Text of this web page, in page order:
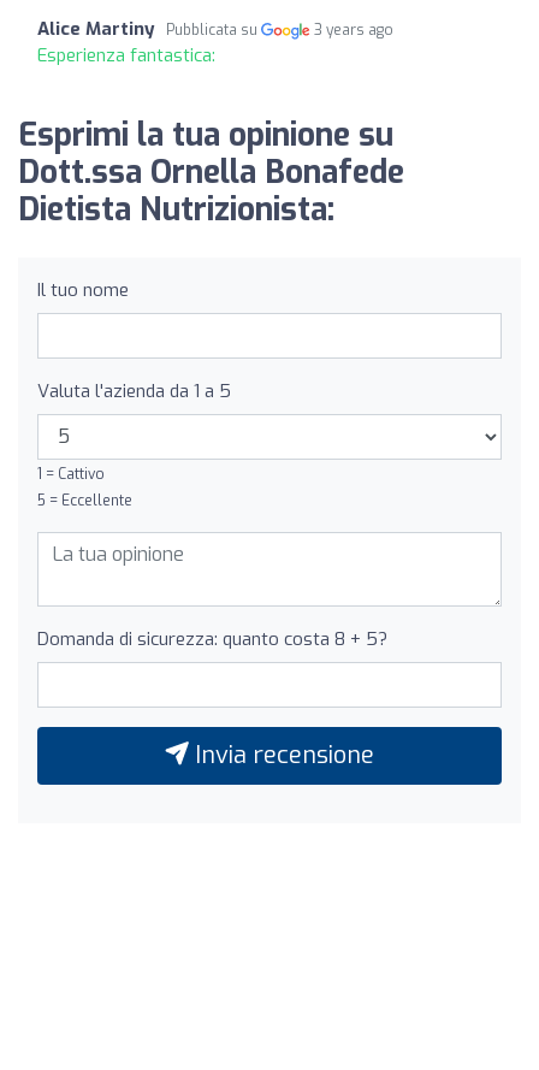
Alice Martiny Pubblicata su 3 years ago
Esperienza fantastica:
Esprimi la tua opinione su
Dott.ssa Ornella Bonafede
Dietista Nutrizionista:
Il tuo nome
Valuta l'azienda da 1 a 5
1 = Cattivo
5 = Eccellente
Domanda di sicurezza: quanto costa 8 + 5?
Invia recensione